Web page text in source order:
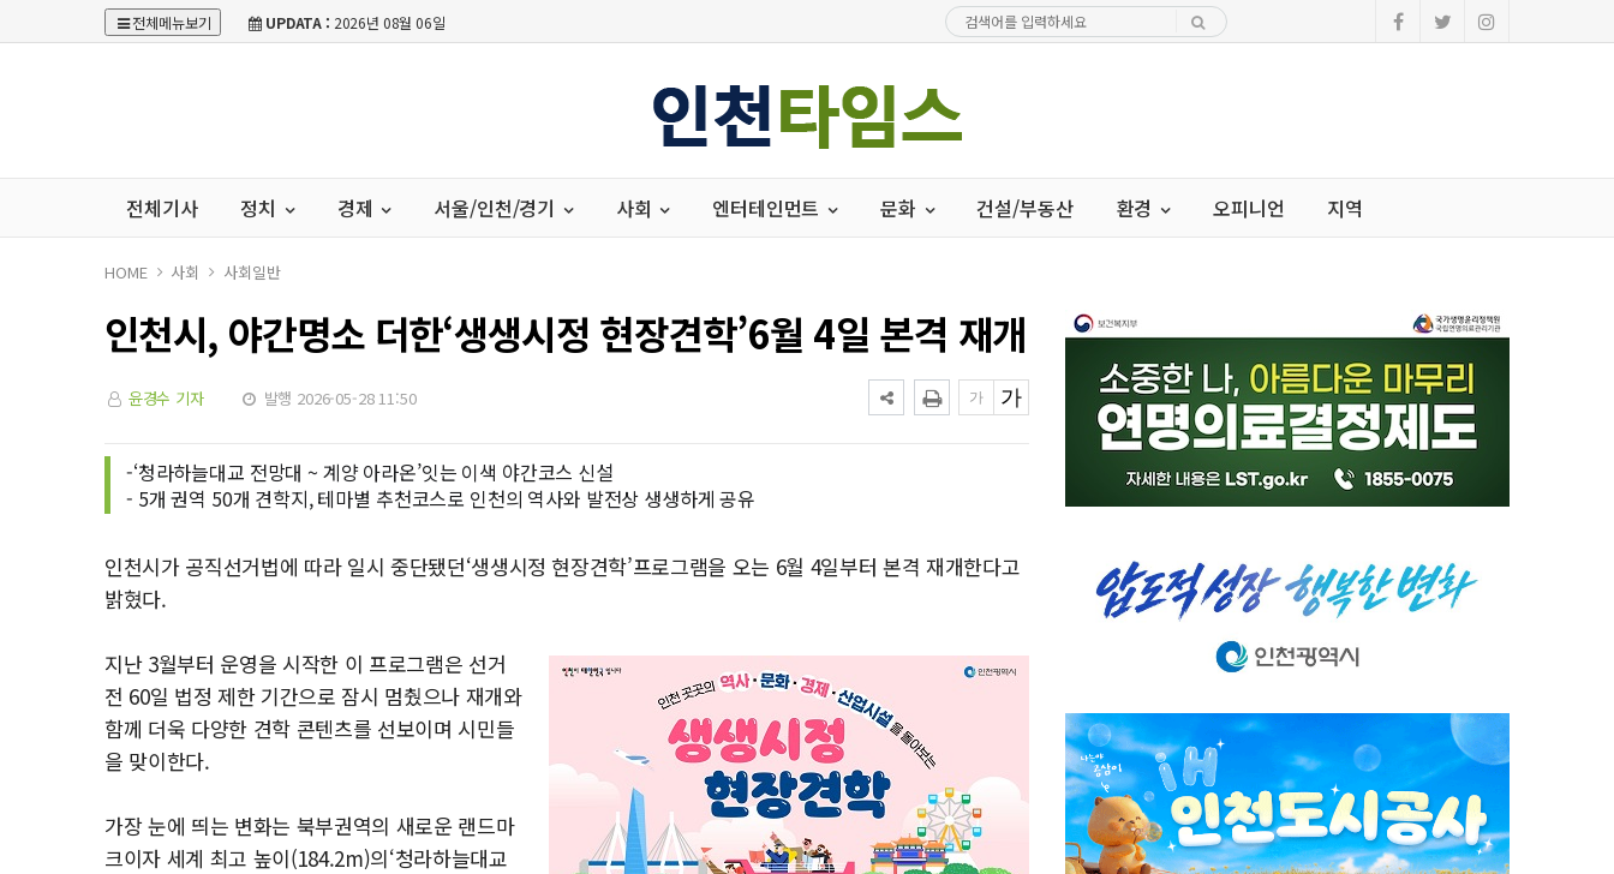
전체메뉴보기 UPDATA : 2026년 08월 06일
전체기사 정치 경제 서울/인천/경기 사회 엔터테인먼트 문화 건설/부동산 환경 오피니언 지역
HOME 사회 사회일반
인천시, 야간명소 더한‘생생시정 현장견학’6월 4일 본격 재개
윤경수 기자 발행 2026-05-28 11:50
-‘청라하늘대교 전망대 ~ 계양 아라온’잇는 이색 야간코스 신설
- 5개 권역 50개 견학지, 테마별 추천코스로 인천의 역사와 발전상 생생하게 공유
인천시가 공직선거법에 따라 일시 중단됐던‘생생시정 현장견학’프로그램을 오는 6월 4일부터 본격 재개한다고
밝혔다.
지난 3월부터 운영을 시작한 이 프로그램은 선거
전 60일 법정 제한 기간으로 잠시 멈췄으나 재개와
함께 더욱 다양한 견학 콘텐츠를 선보이며 시민들
을 맞이한다.
가장 눈에 띄는 변화는 북부권역의 새로운 랜드마
크이자 세계 최고 높이(184.2m)의‘청라하늘대교